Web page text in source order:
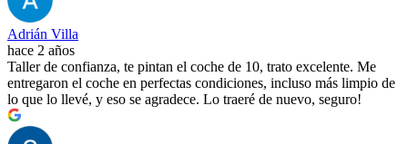
Adrián Villa
hace 2 años
Taller de confianza, te pintan el coche de 10, trato excelente. Me
entregaron el coche en perfectas condiciones, incluso más limpio de
lo que lo llevé, y eso se agradece. Lo traeré de nuevo, seguro!